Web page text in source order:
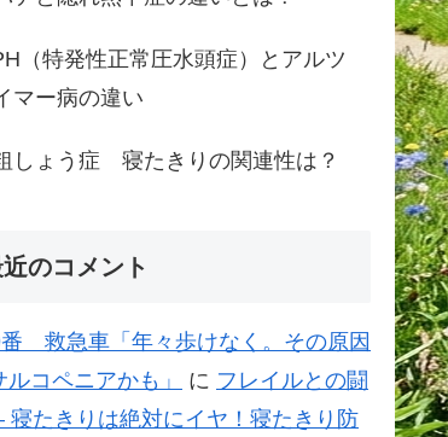
（特発性正常圧水頭症）とアルツ
マー病の違い
しょう症 寝たきりの関連性は？
のコメント
救急車「年々歩けなく。その原因
ルコペニアかも」
に フレイルとの闘
寝たきりは絶対にイヤ！寝たきり防